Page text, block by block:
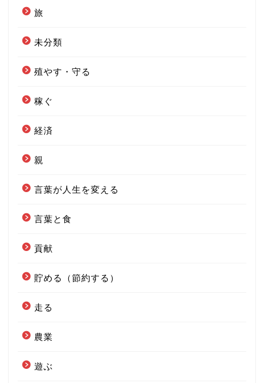
旅
未分類
殖やす・守る
稼ぐ
経済
親
言葉が人生を変える
言葉と食
貢献
貯める（節約する）
走る
農業
遊ぶ